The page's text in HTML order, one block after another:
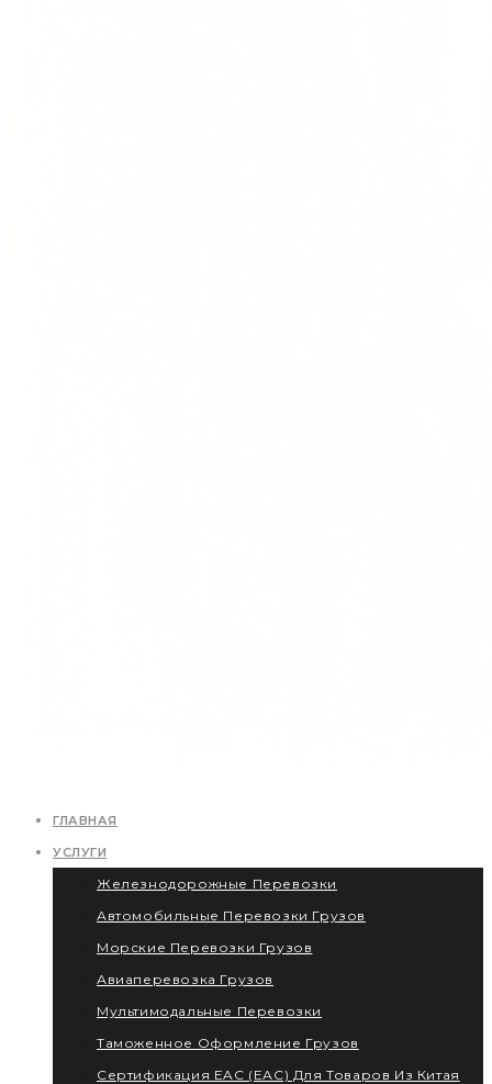
ГЛАВНАЯ
УСЛУГИ
Железнодорожные Перевозки
Автомобильные Перевозки Грузов
Морские Перевозки Грузов
Авиаперевозка Грузов
Мультимодальные Перевозки
Таможенное Оформление Грузов
Сертификация EAC (ЕАС) Для Товаров Из Китая